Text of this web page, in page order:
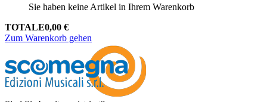
Sie haben keine Artikel in Ihrem Warenkorb
TOTALE0,00 €
Zum Warenkorb gehen